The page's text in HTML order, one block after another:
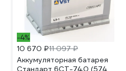
-4%
10 670 ₽11 097 ₽
Аккумуляторная батарея
Стандарт 6СТ-74,0 (574